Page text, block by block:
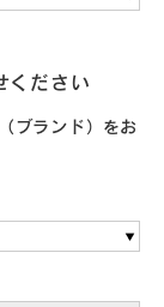
ください
ブランド）をお